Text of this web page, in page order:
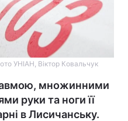
УНІАН, Віктор Ковальчук
множинними
руки та ноги її
в Лисичанську.